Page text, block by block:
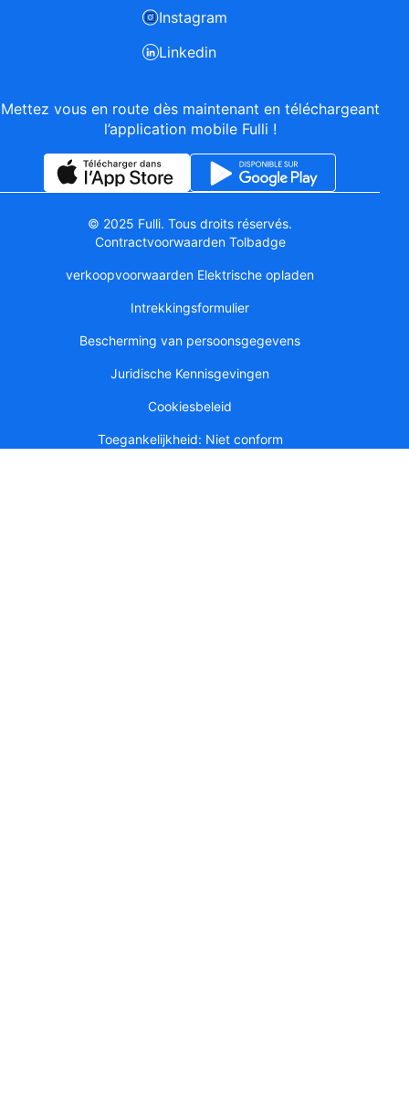
Mettez vous en route dès maintenant en téléchargeant
l’application mobile Fulli !
Instagram
Linkedin
© 2025 Fulli. Tous droits réservés.
Contractvoorwaarden Tolbadge
verkoopvoorwaarden Elektrische opladen
Intrekkingsformulier
Bescherming van persoonsgegevens
Juridische Kennisgevingen
Cookiesbeleid
Toegankelijkheid: Niet conform